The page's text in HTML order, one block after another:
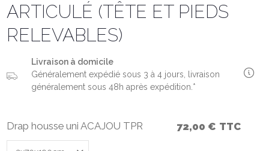
ARTICULÉ (TÊTE ET PIEDS
RELEVABLES)
Livraison à domicile
Généralement expédié sous 3 à 4 jours, livraison
généralement sous 48h après expédition.*
Drap housse uni ACAJOU TPR 72,00 € TTC